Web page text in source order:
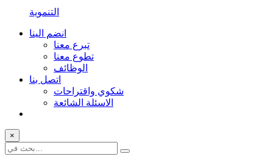
التنموية
انضم الينا
تبرع معنا
تطوع معنا
الوظائف
اتصل بنا
شكوي واقتراحات
الاسئلة الشائعة
×